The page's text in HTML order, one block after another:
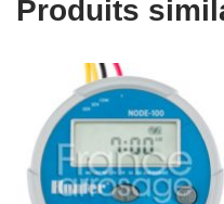
Produits